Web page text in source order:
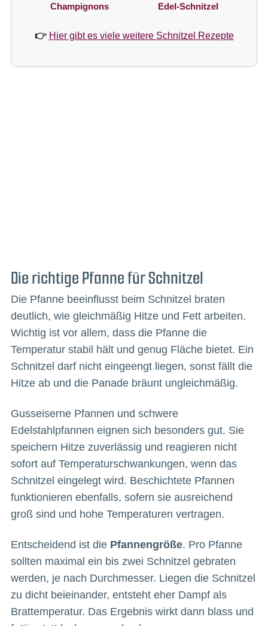
Champignons
Edel-Schnitzel
👉 Hier gibt es viele weitere Schnitzel Rezepte
Die richtige Pfanne für Schnitzel
Die Pfanne beeinflusst beim Schnitzel braten
deutlich, wie gleichmäßig Hitze und Fett arbeiten.
Wichtig ist vor allem, dass die Pfanne die
Temperatur stabil hält und genug Fläche bietet. Ein
Schnitzel darf nicht eingeengt liegen, sonst fällt die
Hitze ab und die Panade bräunt ungleichmäßig.
Gusseiserne Pfannen und schwere
Edelstahlpfannen eignen sich besonders gut. Sie
speichern Hitze zuverlässig und reagieren nicht
sofort auf Temperaturschwankungen, wenn das
Schnitzel eingelegt wird. Beschichtete Pfannen
funktionieren ebenfalls, sofern sie ausreichend
groß sind und hohe Temperaturen vertragen.
Entscheidend ist die Pfannengröße. Pro Pfanne
sollten maximal ein bis zwei Schnitzel gebraten
werden, je nach Durchmesser. Liegen die Schnitzel
zu dicht beieinander, entsteht eher Dampf als
Brattemperatur. Das Ergebnis wirkt dann blass und